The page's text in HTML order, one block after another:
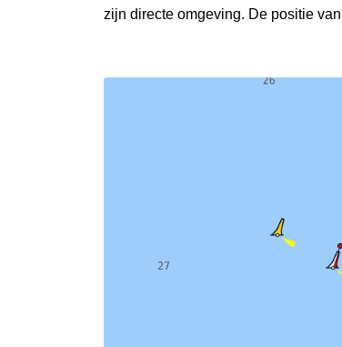
zijn directe omgeving. De positie